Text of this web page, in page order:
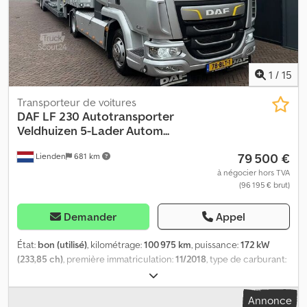
Localisation : Belgique
1 / 15
Lienden 681 km
Transporteur de voitures
DAF LF 230 Autotransporter
Veldhuizen 5-Lader Autom...
79 500 €
à négocier hors TVA
(96 195 € brut)
Demander Appel
État: bon (utilisé), kilométrage:100 975 km, puissance:172 kW
(233,85 ch), première immatriculation:11/2018, type de carburant:
205/75R17.5
d'essieux:4x2, empattement:3 150 mm, carburant:diesel, freins:
cabine
Annonce